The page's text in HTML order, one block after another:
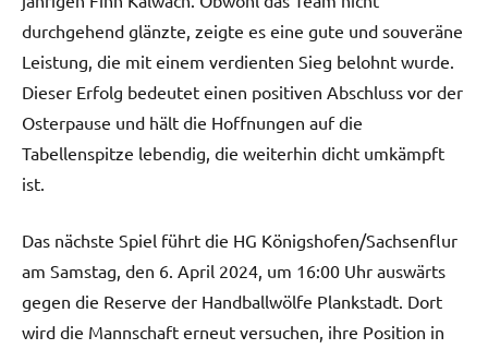
durchgehend glänzte, zeigte es eine gute und souveräne
Leistung, die mit einem verdienten Sieg belohnt wurde.
Dieser Erfolg bedeutet einen positiven Abschluss vor der
Osterpause und hält die Hoffnungen auf die
Tabellenspitze lebendig, die weiterhin dicht umkämpft
ist.
Das nächste Spiel führt die HG Königshofen/Sachsenflur
am Samstag, den 6. April 2024, um 16:00 Uhr auswärts
gegen die Reserve der Handballwölfe Plankstadt. Dort
wird die Mannschaft erneut versuchen, ihre Position in